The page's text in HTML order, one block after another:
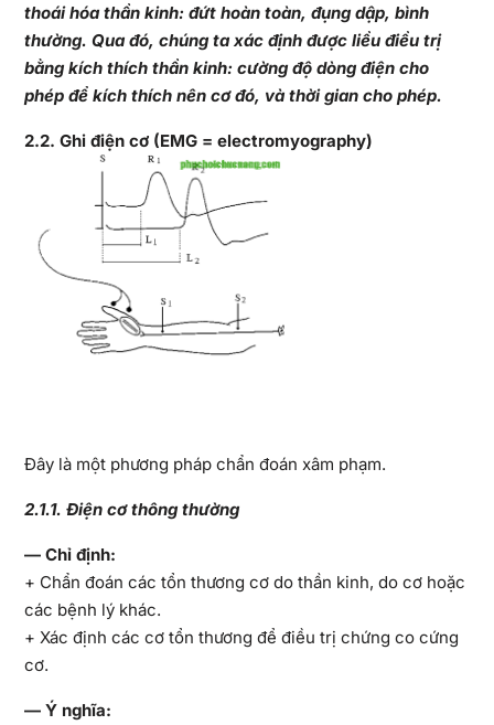
thoái hóa thần kinh: đứt hoàn toàn, đụng dập, bình
thường. Qua đó, chúng ta xác định được liều điều trị
bằng kích thích thần kinh: cường độ dòng điện cho
phép để kích thích nên cơ đó, và thời gian cho phép.
2.2. Ghi điện cơ (EMG = electromyography)
Đây là một phương pháp chẩn đoán xâm phạm.
2.1.1. Điện cơ thông thường
— Chỉ định:
+ Chẩn đoán các tổn thương cơ do thần kinh, do cơ hoặc
các bệnh lý khác.
+ Xác định các cơ tổn thương để điều trị chứng co cứng
cơ.
— Ý nghĩa: